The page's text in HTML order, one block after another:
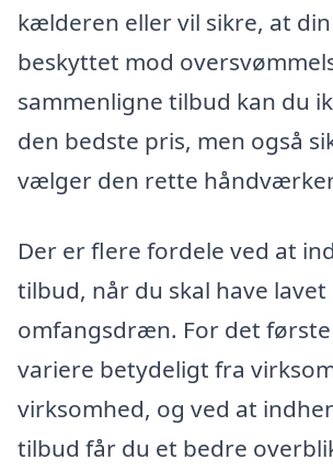
kælderen eller vil sikre, at
beskyttet mod
sammenligne tilbud kan du
den bedste pris, men også
vælger den rette
Der er flere fordele ved at
tilbud, når du skal have lavet
omfangsdræn. For det
variere betydeligt fra
virksomhed, og ved at
tilbud får du et bedre